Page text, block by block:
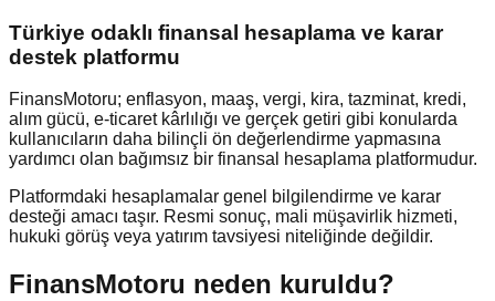
Türkiye odaklı finansal hesaplama ve karar
destek platformu
FinansMotoru; enflasyon, maaş, vergi, kira, tazminat, kredi,
alım gücü, e-ticaret kârlılığı ve gerçek getiri gibi konularda
kullanıcıların daha bilinçli ön değerlendirme yapmasına
yardımcı olan bağımsız bir finansal hesaplama platformudur.
Platformdaki hesaplamalar genel bilgilendirme ve karar
desteği amacı taşır. Resmi sonuç, mali müşavirlik hizmeti,
hukuki görüş veya yatırım tavsiyesi niteliğinde değildir.
FinansMotoru neden kuruldu?